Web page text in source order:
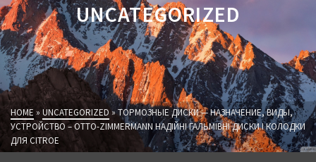
UNCATEGORIZED
HOME » UNCATEGORIZED »ТОРМОЗНЫЕ ДИСКИ — НАЗНАЧЕНИЕ, ВИДЫ,
УСТРОЙСТВО – OTTO-ZIMMERMANN НАДІЙНІ ГАЛЬМІВНІ ДИСКИ І КОЛОДКИ
ДЛЯ CITROE